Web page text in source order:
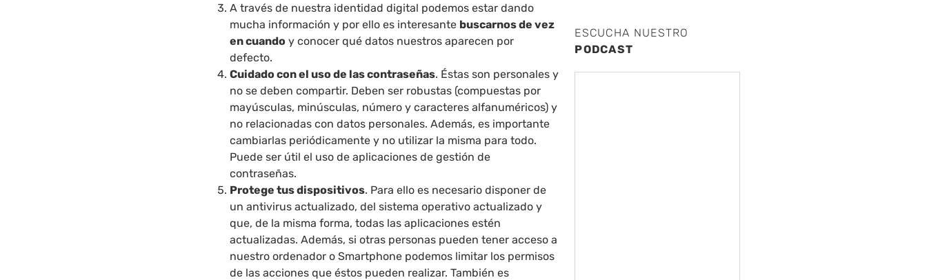
A través de nuestra identidad digital podemos estar dando
mucha información y por ello es interesante buscarnos de vez
en cuando y conocer qué datos nuestros aparecen por
defecto.
Cuidado con el uso de las contraseñas. Éstas son personales y
no se deben compartir. Deben ser robustas (compuestas por
mayúsculas, minúsculas, número y caracteres alfanuméricos) y
no relacionadas con datos personales. Además, es importante
cambiarlas periódicamente y no utilizar la misma para todo.
Puede ser útil el uso de aplicaciones de gestión de
contraseñas.
Protege tus dispositivos. Para ello es necesario disponer de
un antivirus actualizado, del sistema operativo actualizado y
que, de la misma forma, todas las aplicaciones estén
actualizadas. Además, si otras personas pueden tener acceso a
nuestro ordenador o Smartphone podemos limitar los permisos
de las acciones que éstos pueden realizar. También es
ESCUCHA NUESTRO
PODCAST